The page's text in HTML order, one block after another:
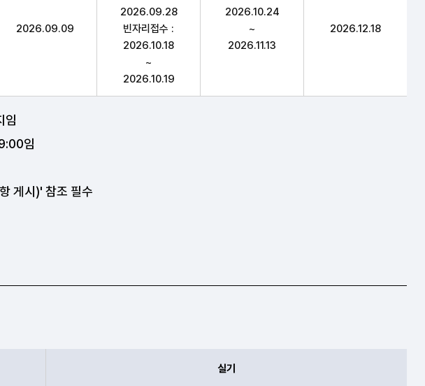
2026.09.09
2026.09.28
빈자리접수 :
2026.10.18
~
2026.10.19
2026.10.24
~
2026.11.13
2026.12.18
임
임
게시)' 참조 필수
실기